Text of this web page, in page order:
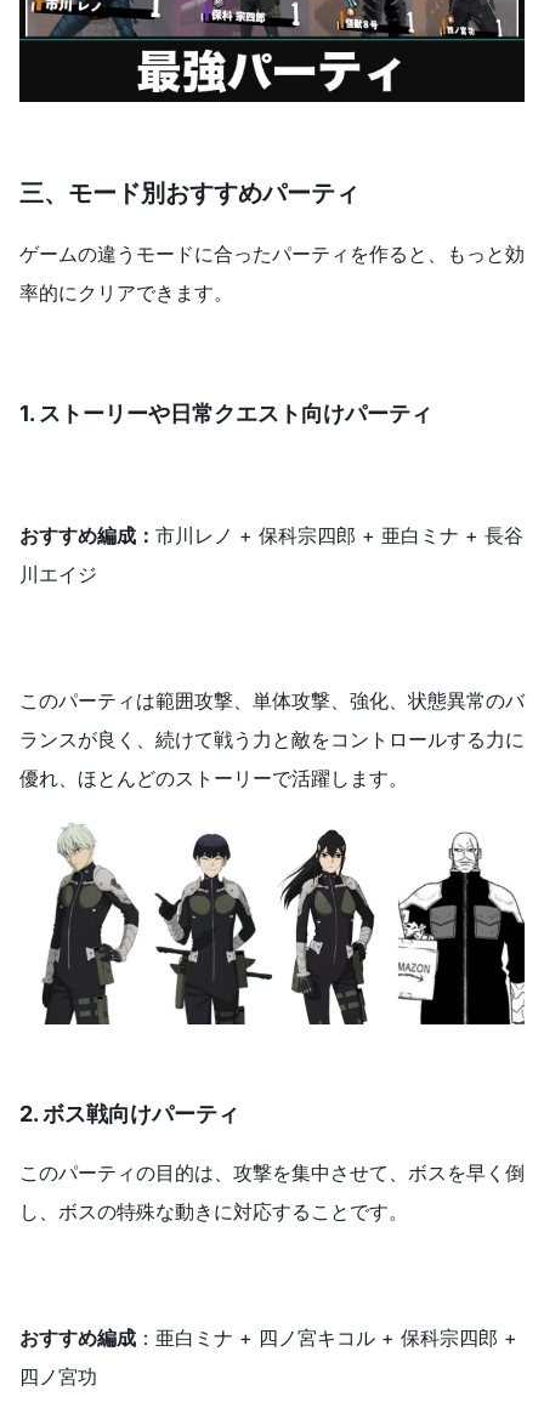
三、モード別おすすめパーティ
ゲームの違うモードに合ったパーティを作ると、もっと効
率的にクリアできます。
1. ストーリーや日常クエスト向けパーティ
おすすめ編成： 市川レノ + 保科宗四郎 + 亜白ミナ + 長谷
川エイジ
このパーティは範囲攻撃、単体攻撃、強化、状態異常のバ
ランスが良く、続けて戦う力と敵をコントロールする力に
優れ、ほとんどのストーリーで活躍します。
2. ボス戦向けパーティ
このパーティの目的は、攻撃を集中させて、ボスを早く倒
し、ボスの特殊な動きに対応することです。
おすすめ編成 ：亜白ミナ + 四ノ宮キコル + 保科宗四郎 +
四ノ宮功